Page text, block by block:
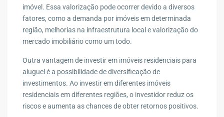
imóvel. Essa valorização pode ocorrer devido a diversos
fatores, como a demanda por imóveis em determinada
região, melhorias na infraestrutura local e valorização do
mercado imobiliário como um todo.
Outra vantagem de investir em imóveis residenciais para
aluguel é a possibilidade de diversificação de
investimentos. Ao investir em diferentes imóveis
residenciais em diferentes regiões, o investidor reduz os
riscos e aumenta as chances de obter retornos positivos.